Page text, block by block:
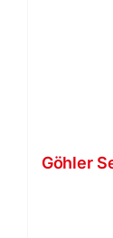
Göhler